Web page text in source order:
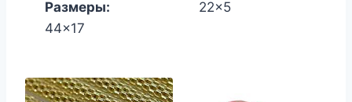
Размеры:
44x17
22x5